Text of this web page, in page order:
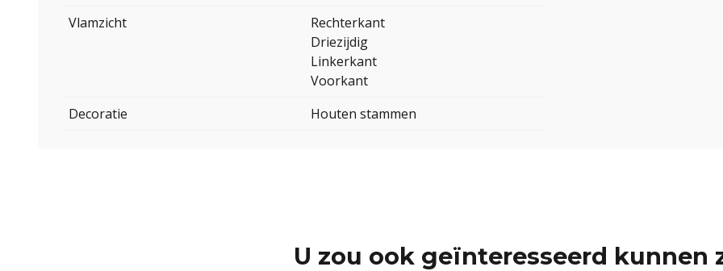
Vlamzicht
Rechterkant
Driezijdig
Linkerkant
Voorkant
Decoratie
Houten stammen
U zou ook geïnteresseerd kunnen